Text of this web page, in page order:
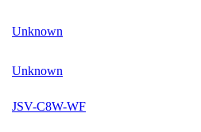
Unknown
Unknown
JSV-C8W-WF